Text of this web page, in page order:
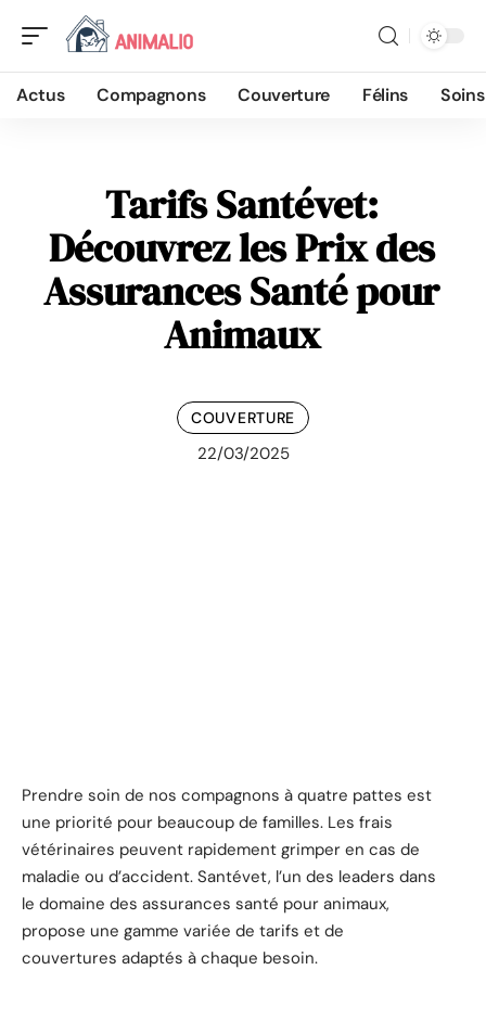
Actus Compagnons Couverture Félins Soins
Tarifs Santévet:
Découvrez les Prix des
Assurances Santé pour
Animaux
COUVERTURE
22/03/2025
Prendre soin de nos compagnons à quatre pattes est
une priorité pour beaucoup de familles. Les frais
vétérinaires peuvent rapidement grimper en cas de
maladie ou d’accident. Santévet, l’un des leaders dans
le domaine des assurances santé pour animaux,
propose une gamme variée de tarifs et de
couvertures adaptés à chaque besoin.